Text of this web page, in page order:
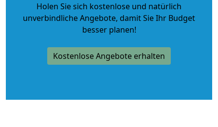
Holen Sie sich kostenlose und natürlich
unverbindliche Angebote, damit Sie Ihr Budget
besser planen!
Kostenlose Angebote erhalten